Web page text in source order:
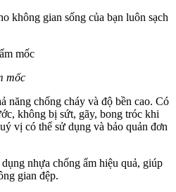
không gian sống của bạn luôn sạch
mốc
năng chống cháy và độ bền cao. Có
không bị sứt, gãy, bong tróc khi
vị có thể sử dụng và bảo quản đơn
dụng nhựa chống ẩm hiệu quả, giúp
gian đệp.